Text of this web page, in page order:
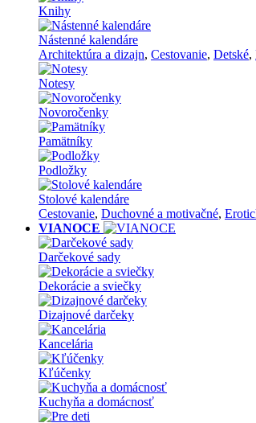
Knihy
Nástenné kalendáre
Architektúra a dizajn, Cestovanie, Detské,
Notesy
Novoročenky
Pamätníky
Podložky
Stolové kalendáre
Cestovanie, Duchovné a motivačné,
VIANOCE
Darčekové sady
Dekorácie a sviečky
Dizajnové darčeky
Kancelária
Kľúčenky
Kuchyňa a domácnosť